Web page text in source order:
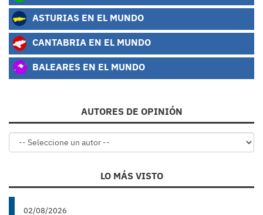
ASTURIAS EN EL MUNDO
CANTABRIA EN EL MUNDO
BALEARES EN EL MUNDO
AUTORES DE OPINIÓN
LO MÁS VISTO
02/08/2026